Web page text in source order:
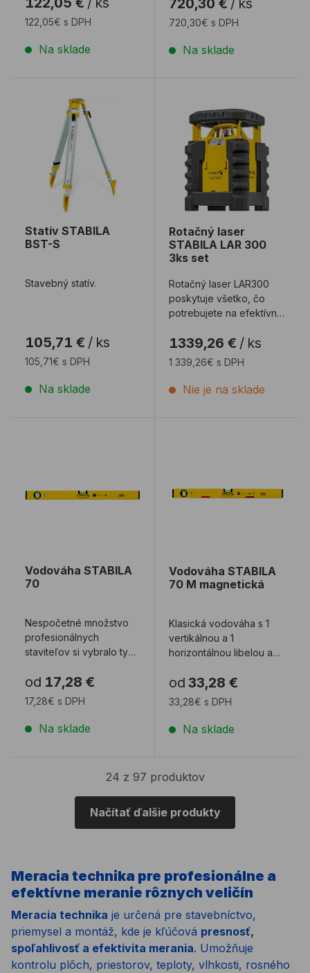
Meracia technika pre profesionálne a
efektívne meranie rôznych veličín
Meracia technika je určená pre stavebníctvo,
priemysel a montáž, kde je kľúčová presnosť,
spoľahlivosť a efektivita merania. Umožňuje
kontrolu plôch, priestorov, teploty, vlhkosti, rosného
vykonáva ...
122,05€ s DPH
Na sklade
výstavbe - n ...
720,30 € / ks
720,30€ s DPH
Na sklade
Statív STABILA BST-S
Statív STABILA
BST-S
Stavebný statív.
105,71 € / ks
105,71€ s DPH
Na sklade
Rotačný laser
STABILA LAR 300
3ks set
Rotačný laser LAR300
poskytuje všetko, čo
potrebujete na efektívnu
vysokokvalitný produ ...
1339,26 € / ks
1 339,26€ s DPH
Nie je na sklade
Vodováha STABILA
70
Nespočetné množstvo
profesionálnych
staviteľov si vybralo typ
bezkonkurenčné
vlastnosti. ...
od 17,28 €
17,28€ s DPH
Na sklade
Vodováha STABILA
70 M magnetická
Klasická vodováha s 1
vertikálnou a 1
horizontálnou libelou a
od 33,28 €
33,28€ s DPH
Na sklade
24 z 97 produktov
Načítať ďalšie produkty